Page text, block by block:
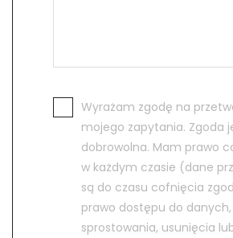
Wyrażam zgodę na
mojego zapytania. Zgoda
dobrowolna. Mam prawo
w każdym czasie (dane
są do czasu cofnięcia
prawo dostępu do danych,
sprostowania, usunięcia